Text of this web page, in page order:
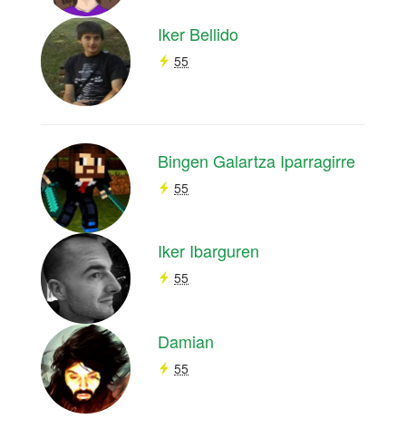
Iker Bellido
55
Bingen Galartza Iparragirre
55
Iker Ibarguren
55
Damian
55